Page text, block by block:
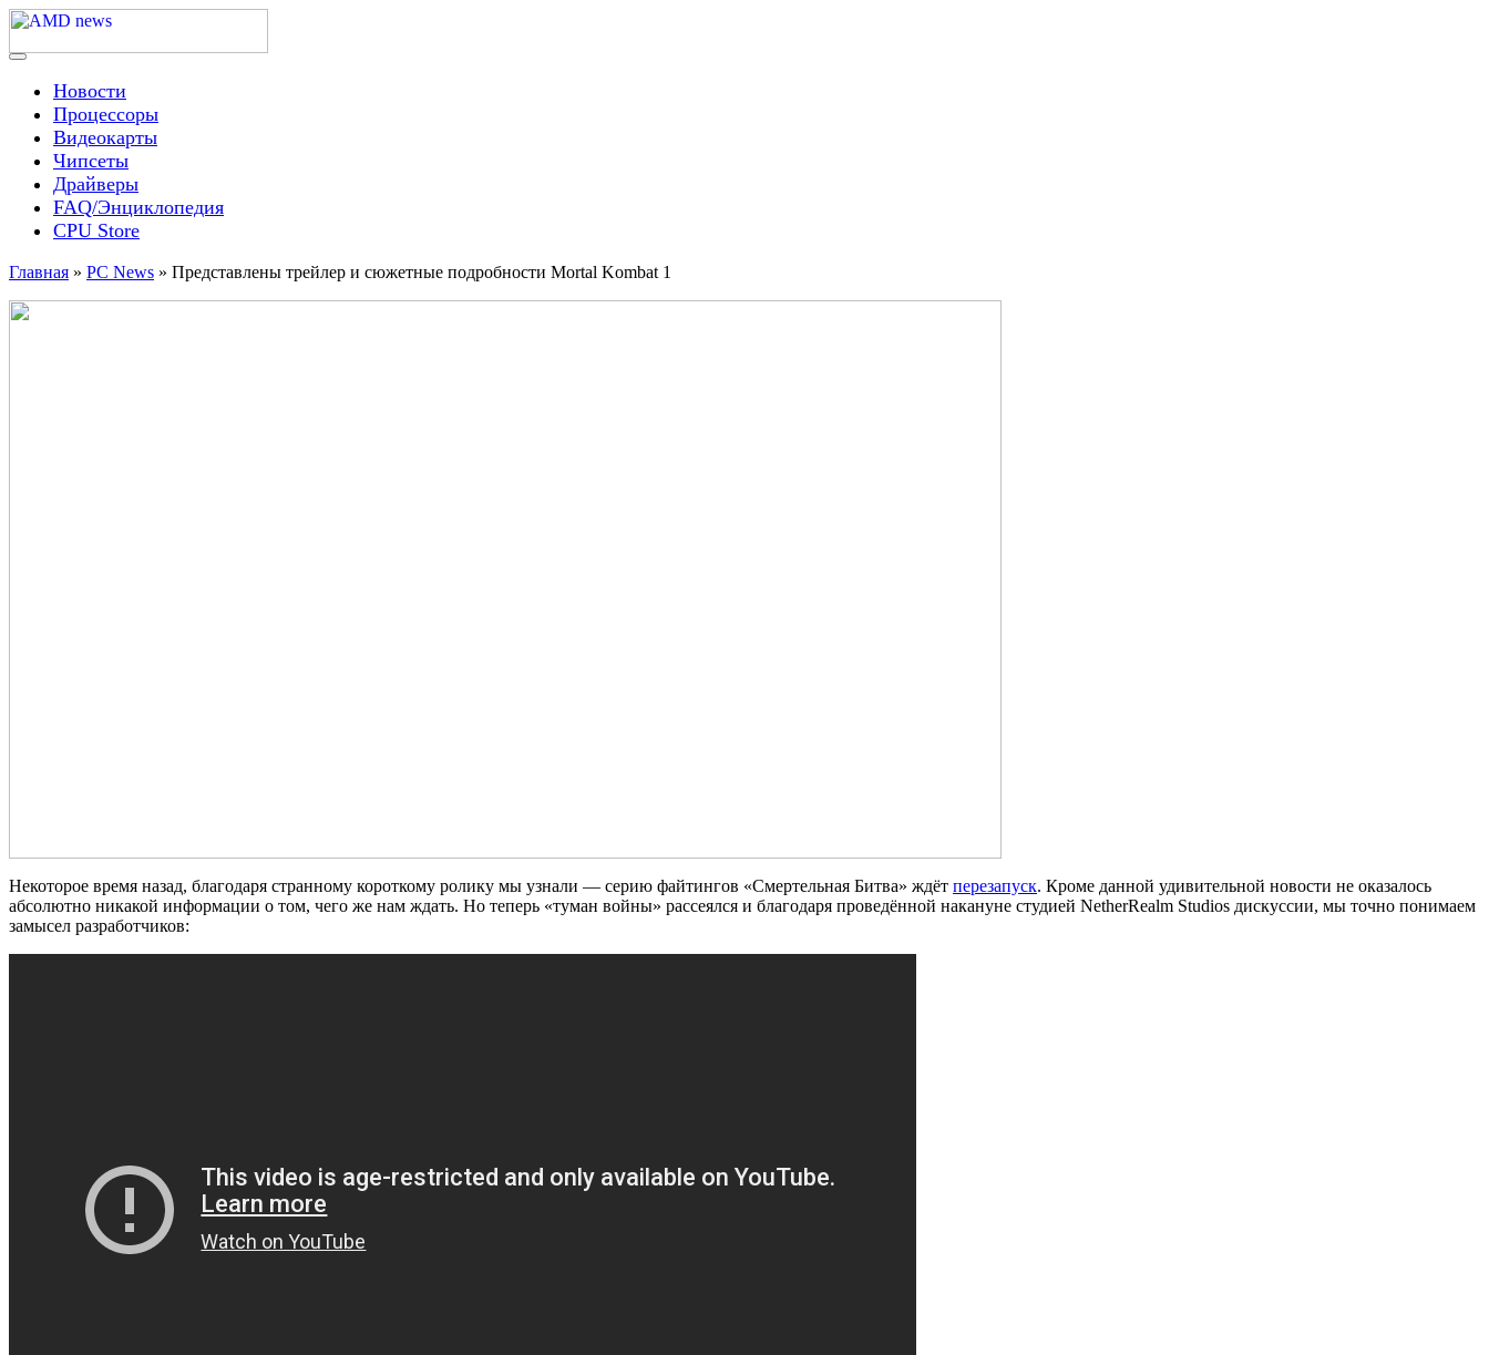
Skip
content
AMD news
Menu
Новости
Процессоры
Видеокарты
Чипсеты
Драйверы
FAQ/Энциклопедия
CPU Store
Главная » PC News » Представлены трейлер и сюжетные подробности Mortal Kombat 1
Некоторое время назад, благодаря странному короткому ролику мы узнали — серию файтингов «Смертельная Битва» ждёт перезапуск. Кроме данной удивительной новости не оказалось
абсолютно никакой информации о том, чего же нам ждать. Но теперь «туман войны» рассеялся и благодаря проведённой накануне студией NetherRealm Studios дискуссии, мы точно понимаем
замысел разработчиков: